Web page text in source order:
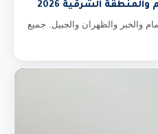
الشرقية 2026
والخبر والظهران والجبيل. جميع